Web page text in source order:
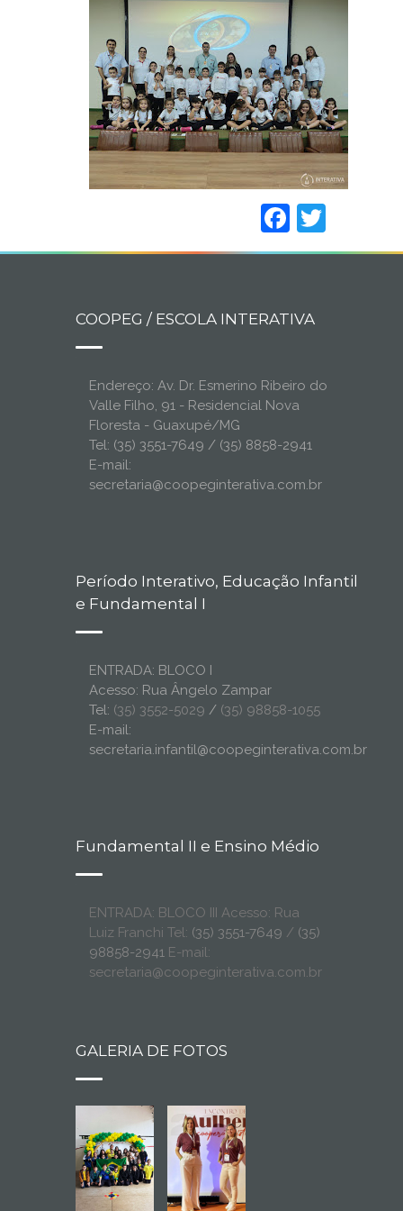
COOPEG / ESCOLA INTERATIVA
Endereço: Av. Dr. Esmerino Ribeiro do
Valle Filho, 91 - Residencial Nova
Floresta - Guaxupé/MG
Tel: (35) 3551-7649 / (35) 8858-2941
E-mail:
secretaria@coopeginterativa.com.br
Período Interativo, Educação Infantil
e Fundamental I
ENTRADA: BLOCO I
Acesso: Rua Ângelo Zampar
Tel: (35) 3552-5029 / (35) 98858-1055
E-mail:
secretaria.infantil@coopeginterativa.com.br
Fundamental II e Ensino Médio
ENTRADA: BLOCO III Acesso: Rua
Luiz Franchi Tel: (35) 3551-7649 / (35)
98858-2941 E-mail:
secretaria@coopeginterativa.com.br
GALERIA DE FOTOS